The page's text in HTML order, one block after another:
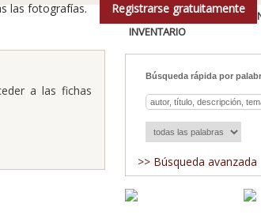
las fotografías. Registrarse gratuitamente
a las fichas
Buscar en
inventario
Búsqueda rápida por
>> Búsqueda avanzada